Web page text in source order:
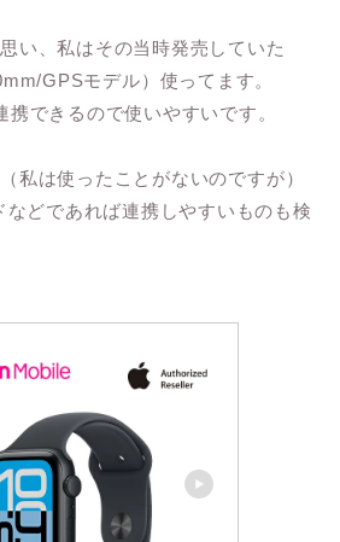
い、私はその当時発売していた
GPSモデル）使ってます。
できるので使いやすいです。
私は使ったことがないのですが）
などであれば連携しやすいものも検